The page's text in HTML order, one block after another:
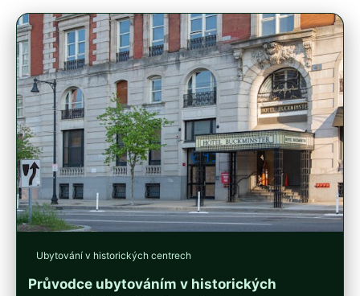
Ubytování v historických centrech
Průvodce ubytováním v historických